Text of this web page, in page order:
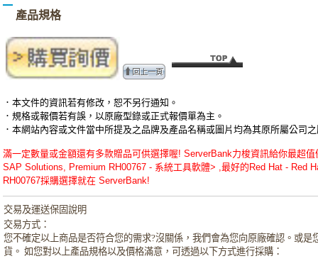
產品規格
．本文件的資訊若有修改，恕不另行通知。
．規格或報價若有誤，以原廠型錄或正式報價單為主。
．本網站內容或文件當中所提及之品牌及產品名稱或圖片均為其原所屬公司
滿一定數量或金額還有多款贈品可供選擇喔! ServerBank力梭資訊給你最超
SAP Solutions, Premium RH00767 - 系統工具軟體> ,最好的Red Hat - Red
RH00767採購選擇就在 ServerBank!
交易及運送保固說明
交易方式：
您不確定以上商品是否符合您的需求?沒關係，我們會為您向原廠確認。或
貨。 如您對以上產品規格以及價格滿意，可透過以下方式進行採購：